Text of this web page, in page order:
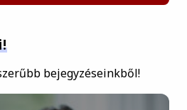
bejegyzéseinkből!